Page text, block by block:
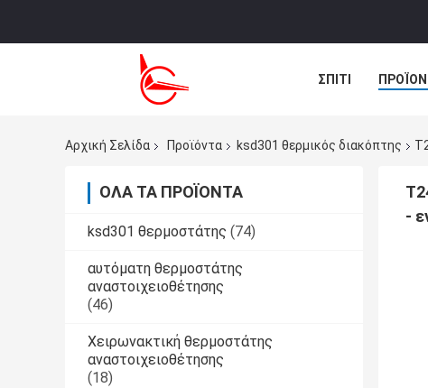
ΣΠΊΤΙ
Αρχική Σελίδα
Προϊόντα ksd301 θερμικός διακόπτης
ΌΛΑ ΤΑ ΠΡΟΪΌΝΤΑ
ksd301 θερμοστάτης (74)
αυτόματη θερμοστάτης
αναστοιχειοθέτησης
(46)
Χειρωνακτική θερμοστάτης
αναστοιχειοθέτησης
(18)
-